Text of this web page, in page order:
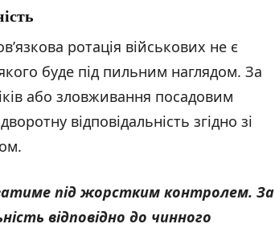
ротація військових не є
буде під пильним наглядом. За
або зловживання посадовим
відповідальність згідно зі
під жорстким контролем. За
відповідно до чинного